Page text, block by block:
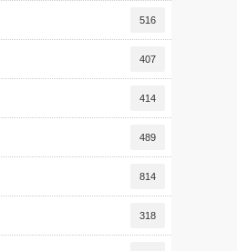
516
407
414
489
814
318